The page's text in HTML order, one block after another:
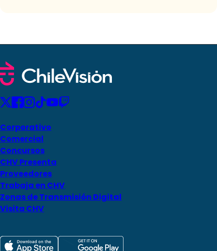
Corporativo
Comercial
Concursos
CHV Presenta
Proveedores
Trabaja en CHV
Zonas de Transmisión Digital
Visita CHV